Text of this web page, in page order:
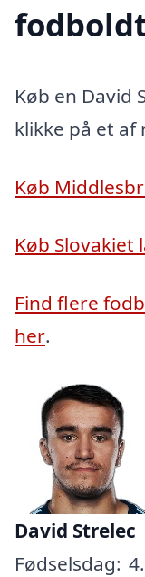
Køb en David
klikke på et af
Køb
Køb
Find flere
her.
David Strelec
Fødselsdag: